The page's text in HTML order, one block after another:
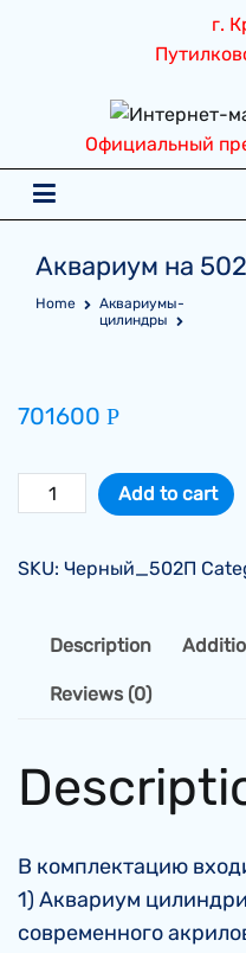
Официальный
г.
Аквариум на
Home
Аквариумы-
цилиндры
701600 Р
Аквариум
на
литров.
quantity
Add to cart
SKU: Черный_502П
Description
Reviews (0)
В комплектацию
1) Аквариум
современного